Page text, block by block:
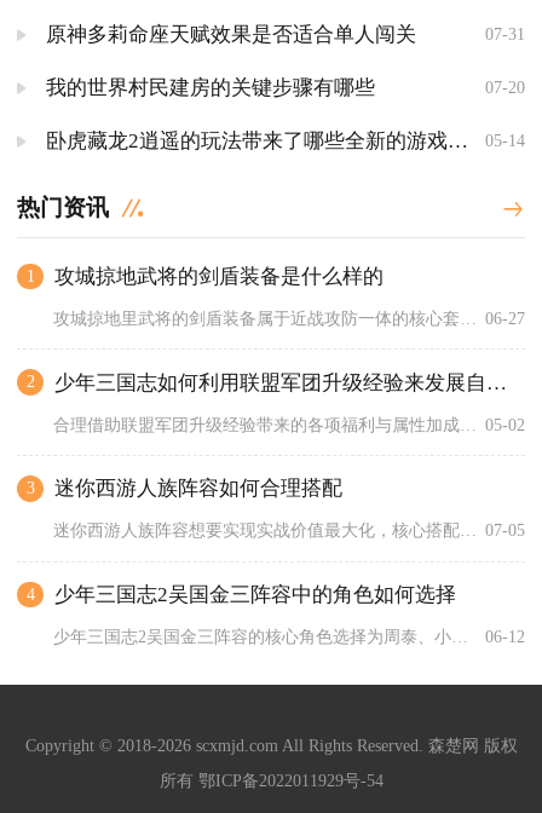
原神多莉命座天赋效果是否适合单人闯关 07-31
我的世界村民建房的关键步骤有哪些 07-20
卧虎藏龙2逍遥的玩法带来了哪些全新的游戏机制 05-14
热门资讯
1 攻城掠地武将的剑盾装备是什么样的
06-27
2 少年三国志如何利用联盟军团升级经验来发展自己的角色
05-02
3 迷你西游人族阵容如何合理搭配
迷你西游人族阵容想要实现实战价值最大化，核心搭配思路是以蓄力... 07-05
4 少年三国志2吴国金三阵容中的角色如何选择
06-12
Copyright © 2018-2026 scxmjd.com All Rights Reserved. 森楚网 版权
所有 鄂ICP备2022011929号-54